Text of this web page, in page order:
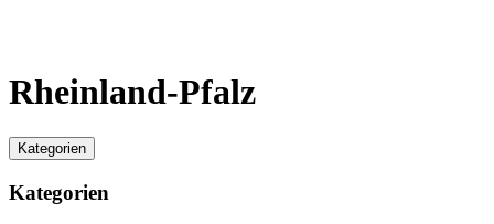
Rheinland-Pfalz
Kategorien
Kategorien